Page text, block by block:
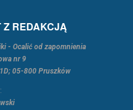
Z REDAKCJĄ
- Ocalić od zapomnienia
nr 9
05-800 Pruszków